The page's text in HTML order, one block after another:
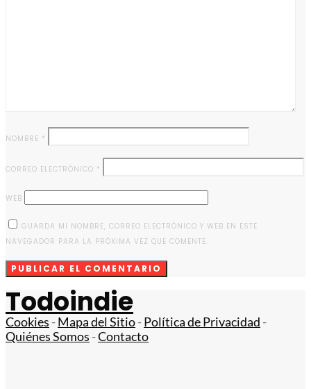
NOMBRE *
CORREO ELECTRÓNICO *
WEB
GUARDA MI NOMBRE, CORREO ELECTRÓNICO Y WEB EN ESTE
NAVEGADOR PARA LA PRÓXIMA VEZ QUE COMENTE.
Todoindie
Cookies -Mapa del Sitio-Política de Privacidad -
Quiénes Somos -Contacto